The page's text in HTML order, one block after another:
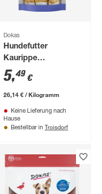
Dokas
Hundefutter
Kaurippe
Hühnerbrust 210 g
5,49 €
26,14 € / Kilogramm
Keine Lieferung nach
Hause
Bestellbar in Troisdorf